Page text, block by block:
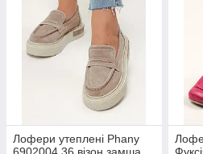
Лофери утеплені Phany